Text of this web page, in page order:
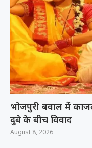
भोजपुरी बवाल में
दुबे के बीच विवाद
August 8, 2026